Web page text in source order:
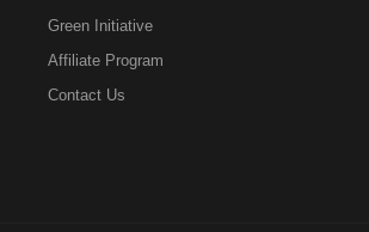
Green Initiative
Affiliate Program
Contact Us